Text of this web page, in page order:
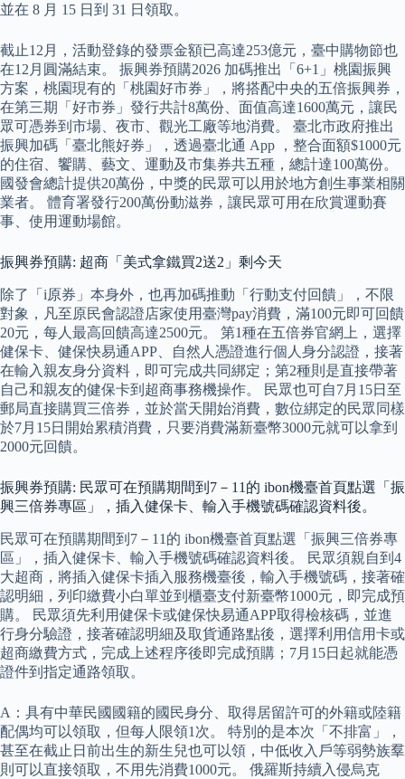
並在 8 月 15 日到 31 日領取。
截止12月，活動登錄的發票金額已高達253億元，臺中購物節也
在12月圓滿結束。 振興券預購2026 加碼推出「6+1」桃園振興
方案，桃園現有的「桃園好市券」，將搭配中央的五倍振興券，
在第三期「好市券」發行共計8萬份、面值高達1600萬元，讓民
眾可憑券到市場、夜市、觀光工廠等地消費。 臺北市政府推出
振興加碼「臺北熊好券」，透過臺北通 App ，整合面額$1000元
的住宿、饗購、藝文、運動及市集券共五種，總計達100萬份。
國發會總計提供20萬份，中獎的民眾可以用於地方創生事業相關
業者。 體育署發行200萬份動滋券，讓民眾可用在欣賞運動賽
事、使用運動場館。
振興券預購: 超商「美式拿鐵買2送2」剩今天
除了「i原券」本身外，也再加碼推動「行動支付回饋」，不限
對象，凡至原民會認證店家使用臺灣pay消費，滿100元即可回饋
20元，每人最高回饋高達2500元。 第1種在五倍券官網上，選擇
健保卡、健保快易通APP、自然人憑證進行個人身分認證，接著
在輸入親友身分資料，即可完成共同綁定；第2種則是直接帶著
自己和親友的健保卡到超商事務機操作。 民眾也可自7月15日至
郵局直接購買三倍券，並於當天開始消費，數位綁定的民眾同樣
於7月15日開始累積消費，只要消費滿新臺幣3000元就可以拿到
2000元回饋。
振興券預購: 民眾可在預購期間到7－11的 ibon機臺首頁點選「振
興三倍券專區」，插入健保卡、輸入手機號碼確認資料後。
民眾可在預購期間到7－11的 ibon機臺首頁點選「振興三倍券專
區」，插入健保卡、輸入手機號碼確認資料後。 民眾須親自到4
大超商，將插入健保卡插入服務機臺後，輸入手機號碼，接著確
認明細，列印繳費小白單並到櫃臺支付新臺幣1000元，即完成預
購。 民眾須先利用健保卡或健保快易通APP取得檢核碼，並進
行身分驗證，接著確認明細及取貨通路點後，選擇利用信用卡或
超商繳費方式，完成上述程序後即完成預購；7月15日起就能憑
證件到指定通路領取。
A：具有中華民國國籍的國民身分、取得居留許可的外籍或陸籍
配偶均可以領取，但每人限領1次。 特別的是本次「不排富」，
甚至在截止日前出生的新生兒也可以領，中低收入戶等弱勢族羣
則可以直接領取，不用先消費1000元。 俄羅斯持續入侵烏克